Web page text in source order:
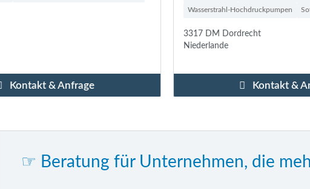
+ weitere + weitere
☞ Beratung für Unternehmen, die